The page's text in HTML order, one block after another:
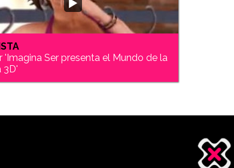
'Imagina Ser presenta el Mundo de la
3D'